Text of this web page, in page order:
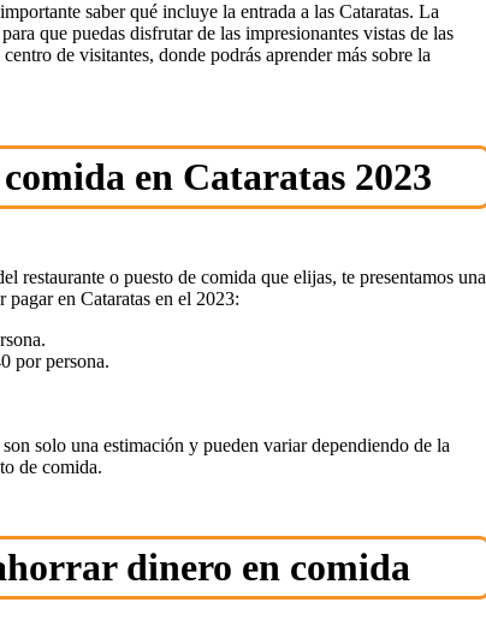
saber qué incluye la entrada a las Cataratas. La
que puedas disfrutar de las impresionantes vistas de las
de visitantes, donde podrás aprender más sobre la
en Cataratas 2023
restaurante o puesto de comida que elijas, te presentamos una
pagar en Cataratas en el 2023:
por persona.
solo una estimación y pueden variar dependiendo de la
de comida.
dinero en comida